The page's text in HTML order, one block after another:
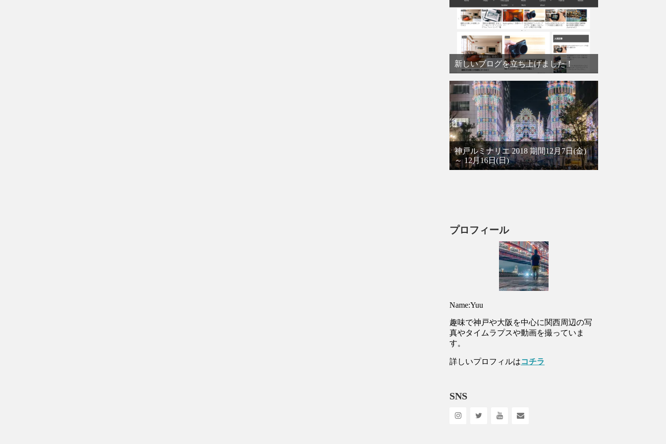
新しいブログを立ち上げました！
神戸ルミナリエ 2018 期間12月7日(金)
～ 12月16日(日)
プロフィール
Name:Yuu
趣味で神戸や大阪を中心に関西周辺の写
真やタイムラプスや動画を撮っていま
す。
詳しいプロフィルはコチラ
SNS